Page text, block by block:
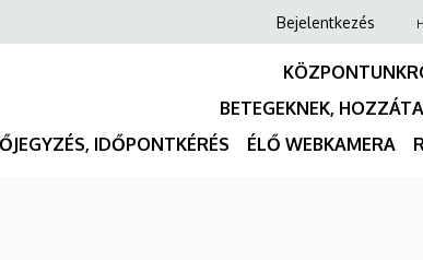
Anonim
fiók
menüje
Bejelentkezés
BETEGEKNEK,
IDŐPONTKÉRÉS
ÉLŐ WEBKAMERA